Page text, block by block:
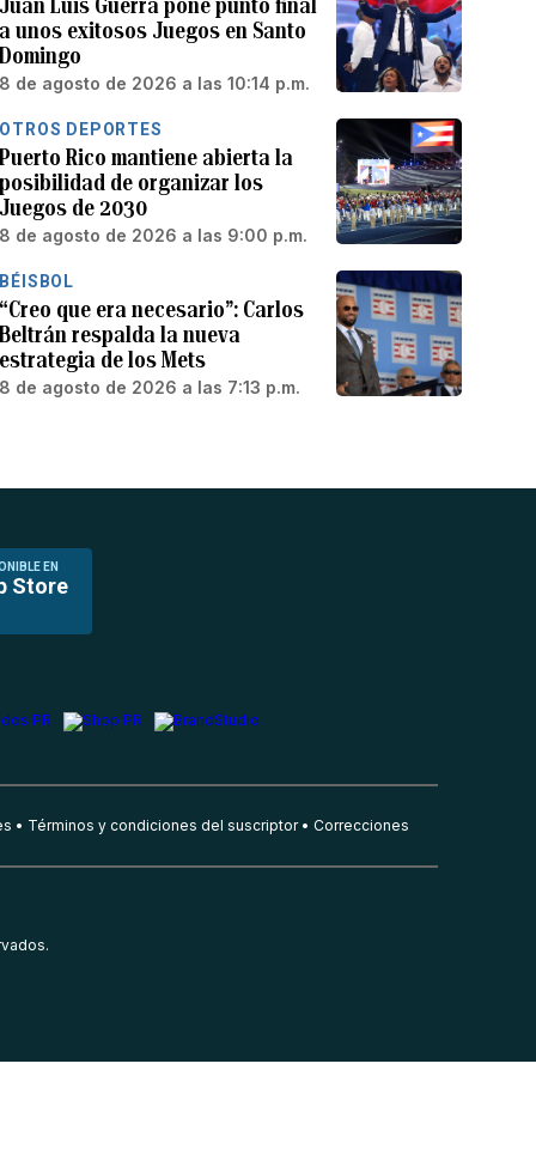
Juan Luis Guerra pone punto final
a unos exitosos Juegos en Santo
Domingo
8 de agosto de 2026 a las 10:14 p.m.
OTROS DEPORTES
Puerto Rico mantiene abierta la
posibilidad de organizar los
Juegos de 2030
8 de agosto de 2026 a las 9:00 p.m.
BÉISBOL
“Creo que era necesario”: Carlos
Beltrán respalda la nueva
estrategia de los Mets
8 de agosto de 2026 a las 7:13 p.m.
EN
Store
Términos y condiciones del suscriptor Correcciones